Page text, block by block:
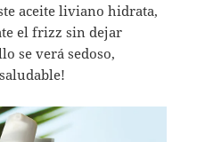
aceite liviano hidrata,
el frizz sin dejar
se verá sedoso,